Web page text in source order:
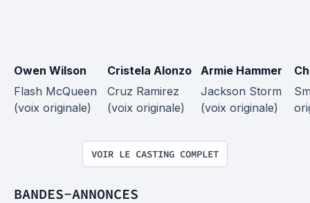
Owen Wilson
Flash McQueen
(voix originale)
Cristela Alonzo
Cruz Ramirez
(voix originale)
Armie Hammer
Jackson Storm
(voix originale)
VOIR LE CASTING COMPLET
BANDES-ANNONCES